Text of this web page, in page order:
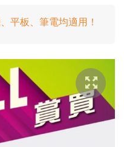
平板、筆電均適用！